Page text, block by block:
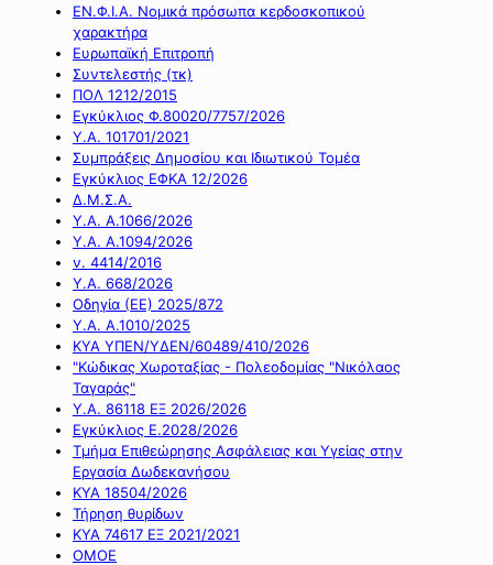
ΕΝ.Φ.Ι.Α. Νομικά πρόσωπα κερδοσκοπικού
χαρακτήρα
Ευρωπαϊκή Επιτροπή
Συντελεστής (τκ)
ΠΟΛ 1212/2015
Εγκύκλιος Φ.80020/7757/2026
Υ.Α. 101701/2021
Συμπράξεις Δημοσίου και Ιδιωτικού Τομέα
Εγκύκλιος ΕΦΚΑ 12/2026
Δ.Μ.Σ.Α.
Υ.Α. Α.1066/2026
Υ.Α. Α.1094/2026
ν. 4414/2016
Y.A. 668/2026
Οδηγία (ΕΕ) 2025/872
Υ.Α. Α.1010/2025
ΚΥΑ ΥΠΕΝ/ΥΔΕΝ/60489/410/2026
"Κώδικας Χωροταξίας - Πολεοδομίας "Νικόλαος
Ταγαράς"
Υ.Α. 86118 ΕΞ 2026/2026
Εγκύκλιος Ε.2028/2026
Τμήμα Επιθεώρησης Ασφάλειας και Υγείας στην
Εργασία Δωδεκανήσου
ΚΥΑ 18504/2026
Τήρηση θυρίδων
ΚΥΑ 74617 ΕΞ 2021/2021
ΟΜΟΕ